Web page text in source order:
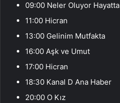
09:00 Neler Oluyor Hayatta
11:00 Hicran
13:00 Gelinim Mutfakta
16:00 Aşk ve Umut
17:00 Hicran
18:30 Kanal D Ana Haber
20:00 O Kız